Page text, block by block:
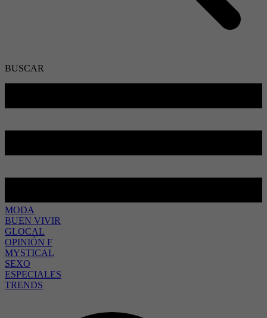
BUSCAR
MODA
BUEN VIVIR
GLOCAL
OPINIÓN F
MYSTICAL
SEXO
ESPECIALES
TRENDS